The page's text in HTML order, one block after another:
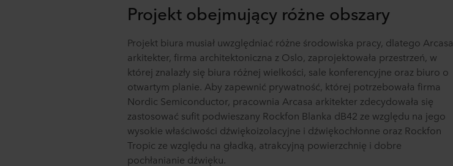
Projekt obejmujący różne obszary
Projekt biura musiał uwzględniać różne środowiska pracy, dlatego Arcasa
arkitekter, firma architektoniczna z Oslo, zaprojektowała przestrzeń, w
której znalazły się biura różnej wielkości, sale konferencyjne oraz biuro o
otwartym planie. Aby zapewnić prywatność, której potrzebowała firma
Nordic Semiconductor, pracownia Arcasa arkitekter zdecydowała się
zastosować sufit podwieszany Rockfon Blanka dB42 ze względu na jego
wysokie właściwości dźwiękoizolacyjne i dźwiękochłonne oraz Rockfon
Tropic ze względu na gładką, atrakcyjną powierzchnię i dobre
pochłanianie dźwięku.